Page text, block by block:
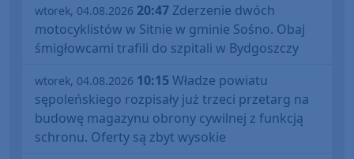
wtorek, 04.08.2026 20:47 Zderzenie dwóch
motocyklistów w Sitnie w gminie Sośno. Obaj
śmigłowcami trafili do szpitali w Bydgoszczy
wtorek, 04.08.2026 10:15 Władze powiatu
sępoleńskiego rozpisały już trzeci przetarg na
budowę magazynu obrony cywilnej z funkcją
schronu. Oferty są zbyt wysokie